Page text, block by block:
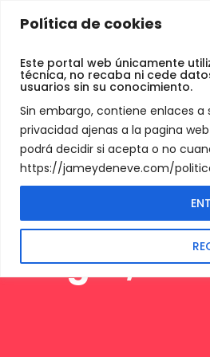
Política de cookies
Este portal web únicamente
técnica, no recaba ni cede
usuarios sin su conocimiento.
Sin embargo, contiene enlaces
privacidad ajenas a la pagina
podrá decidir si acepta o no
https://jameydeneve.com/
Jamey
M8000
de
Cambio +
de
Unisex-
Negro,